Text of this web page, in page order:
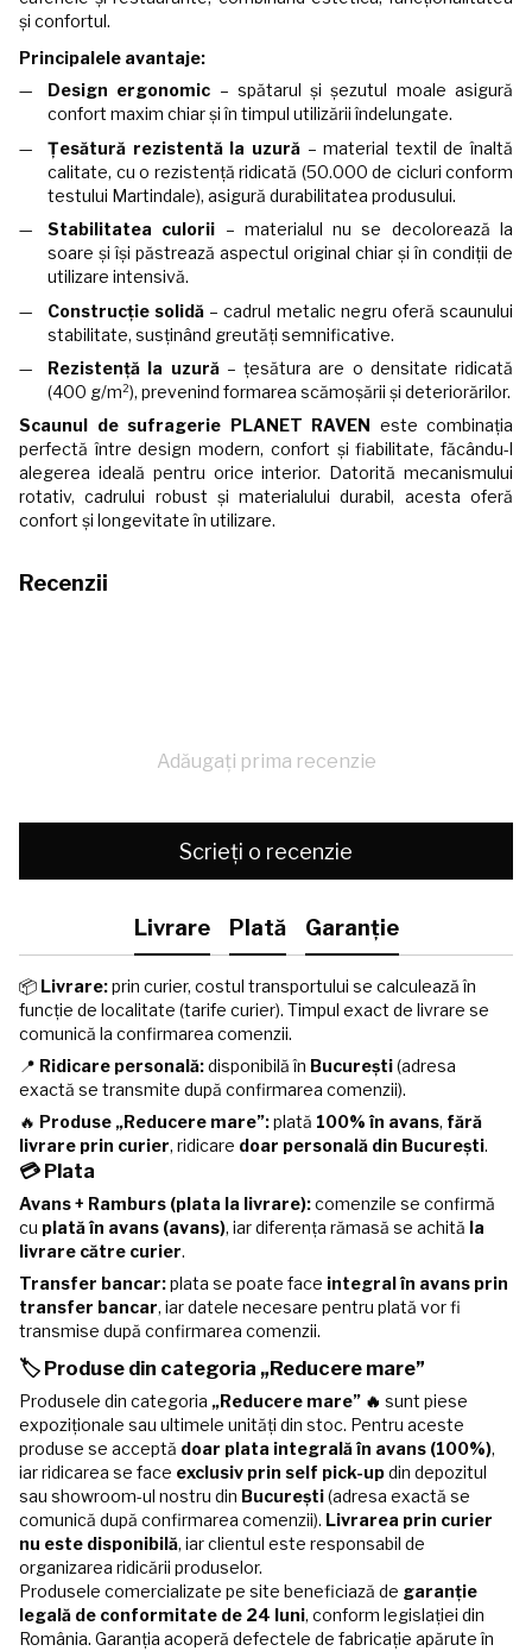
și confortul.
Principalele avantaje:
Design ergonomic – spătarul și șezutul moale asigură
confort maxim chiar și în timpul utilizării îndelungate.
Țesătură rezistentă la uzură– material textil de înaltă
calitate, cu o rezistență ridicată (50.000 de cicluri conform
testului Martindale), asigură durabilitatea produsului.
Stabilitatea culorii – materialul nu se decolorează la
soare și își păstrează aspectul original chiar și în condiții de
utilizare intensivă.
Construcție solidă – cadrul metalic negru oferă scaunului
stabilitate, susținând greutăți semnificative.
Rezistență la uzură– țesătura are o densitate ridicată
(400 g/m²), prevenind formarea scămoșării și deteriorărilor.
Scaunul de sufragerie PLANET RAVEN este combinația
perfectă între design modern, confort și fiabilitate, făcându-l
alegerea ideală pentru orice interior. Datorită mecanismului
rotativ, cadrului robust și materialului durabil, acesta oferă
confort și longevitate în utilizare.
Recenzii
Adăugați prima recenzie
Scrieți o recenzie
Livrare Plată Garanție
📦 Livrare:prin curier, costul transportului se calculează în
funcție de localitate (tarife curier). Timpul exact de livrare se
comunică la confirmarea comenzii.
📍 Ridicare personală:disponibilă în București(adresa
exactă se transmite după confirmarea comenzii).
🔥 Produse „Reducere mare”:plată 100% în avans, fără
livrare prin curier, ridicare doar personală din București.
💳 Plata
Avans + Ramburs (plata la livrare):comenzile se confirmă
cu plată în avans (avans), iar diferența rămasă se achită la
livrare către curier.
Transfer bancar:plata se poate face integral în avans prin
transfer bancar, iar datele necesare pentru plată vor fi
transmise după confirmarea comenzii.
🏷️ Produse din categoria „Reducere mare”
Produsele din categoria „Reducere mare” 🔥 sunt piese
expoziționale sau ultimele unități din stoc. Pentru aceste
produse se acceptă doar plata integrală în avans (100%),
iar ridicarea se face exclusiv prin self pick-updin depozitul
sau showroom-ul nostru din București(adresa exactă se
comunică după confirmarea comenzii). Livrarea prin curier
nu este disponibilă, iar clientul este responsabil de
organizarea ridicării produselor.
Produsele comercializate pe site beneficiază de garanție
legală de conformitate de 24 luni, conform legislației din
România. Garanția acoperă defectele de fabricație apărute în